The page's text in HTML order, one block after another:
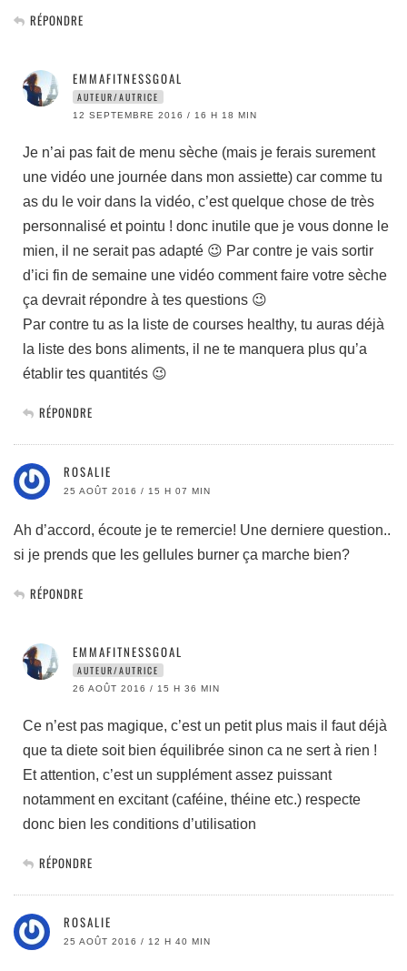
RÉPONDRE
EMMAFITNESSGOAL
AUTEUR/AUTRICE
12 SEPTEMBRE 2016 / 16 H 18 MIN
Je n’ai pas fait de menu sèche (mais je ferais surement
une vidéo une journée dans mon assiette) car comme tu
as du le voir dans la vidéo, c’est quelque chose de très
personnalisé et pointu ! donc inutile que je vous donne le
mien, il ne serait pas adapté 😉 Par contre je vais sortir
d’ici fin de semaine une vidéo comment faire votre sèche
ça devrait répondre à tes questions 😉
Par contre tu as la liste de courses healthy, tu auras déjà
la liste des bons aliments, il ne te manquera plus qu’a
établir tes quantités 😉
RÉPONDRE
ROSALIE
25 AOÛT 2016 / 15 H 07 MIN
Ah d’accord, écoute je te remercie! Une derniere question..
si je prends que les gellules burner ça marche bien?
RÉPONDRE
EMMAFITNESSGOAL
AUTEUR/AUTRICE
26 AOÛT 2016 / 15 H 36 MIN
Ce n’est pas magique, c’est un petit plus mais il faut déjà
que ta diete soit bien équilibrée sinon ca ne sert à rien !
Et attention, c’est un supplément assez puissant
notamment en excitant (caféine, théine etc.) respecte
donc bien les conditions d’utilisation
RÉPONDRE
ROSALIE
25 AOÛT 2016 / 12 H 40 MIN